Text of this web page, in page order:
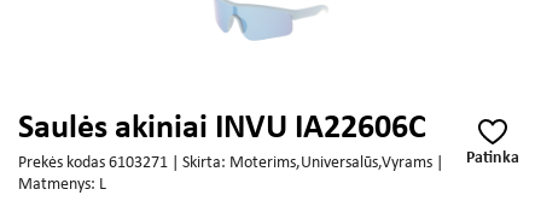
Patinka
Saulės akiniai INVU IA22606C
Prekės kodas 6103271 | Skirta: Moterims,Universalūs,Vyrams |
Matmenys: L